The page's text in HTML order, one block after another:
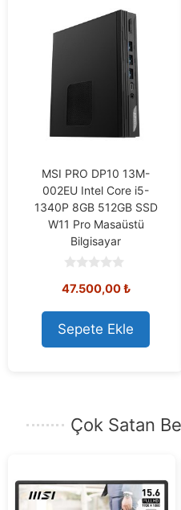
MSI PRO DP10 13M-
002EU Intel Core i5-
1340P 8GB 512GB SSD
W11 Pro Masaüstü
Bilgisayar
o
t
o
f
5
47.500,00₺
Sepete Ekle
Çok Satan